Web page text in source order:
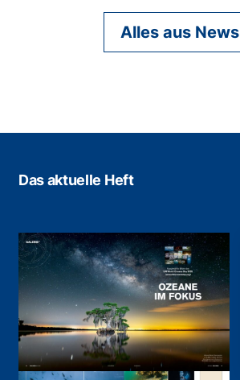
Alles aus News
Das aktuelle Heft